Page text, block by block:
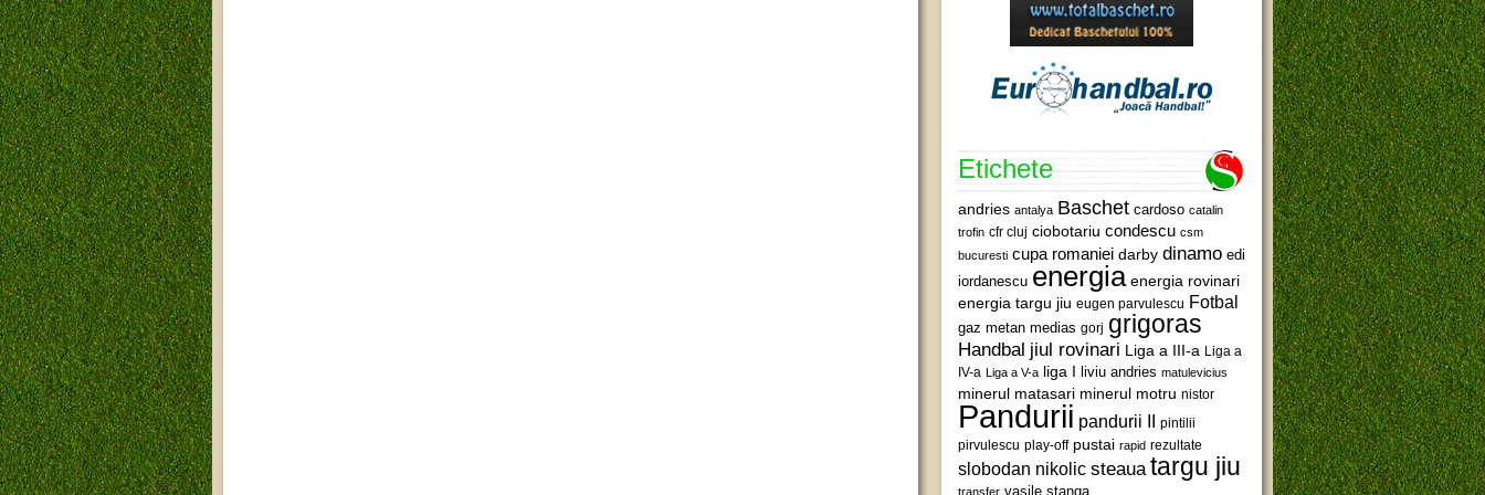
Etichete
andries antalya Baschet cardoso catalin
trofin cfr cluj ciobotariu condescu csm
bucuresti cupa romaniei darby dinamo edi
iordanescu energia energia rovinari
energia targu jiu eugen parvulescu Fotbal
gaz metan medias gorj grigoras
Handbal jiul rovinari Liga a III-a Liga a
IV-a Liga a V-a liga I liviu andries matulevicius
minerul matasari minerul motru nistor
Pandurii pandurii II pintilii
pirvulescu play-off pustai rapid rezultate
slobodan nikolic steaua targu jiu
transfer vasile stanga